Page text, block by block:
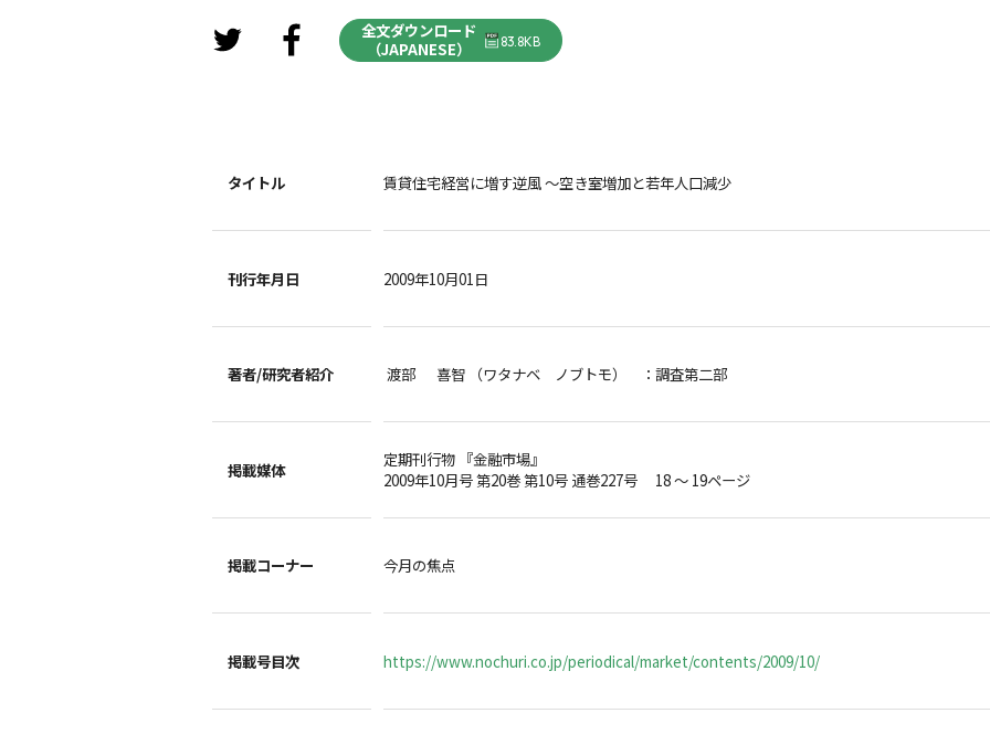
全文ダウンロード
（JAPANESE）
83.8KB
タイトル 賃貸住宅経営に増す逆風 ～空き室増加と若年人口減少
刊行年月日 2009年10月01日
著者/研究者紹介 渡部 喜智 （ワタナベ ノブトモ） ：調査第二部
掲載媒体
定期刊行物 『金融市場』
2009年10月号 第20巻 第10号 通巻227号 18 ～ 19ページ
掲載コーナー 今月の焦点
掲載号目次 https://www.nochuri.co.jp/periodical/market/contents/2009/10/